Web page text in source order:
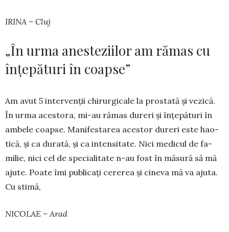
IRINA – Cluj
„În urma anesteziilor am rămas cu
înțepături în coapse”
Am avut 5 intervenții chi­rurgicale la prostată și ve­zică.
În urma acestora, mi-au rămas dureri și înțepă­turi în
ambele coapse. Manifestarea acestor dureri este hao­
tică, și ca durată, și ca intensitate. Nici medicul de fa­
milie, nici cel de spe­cialitate n-au fost în măsură să mă
ajute. Poate îmi publicați cererea și cineva mă va ajuta.
Cu stimă,
NICOLAE – Arad